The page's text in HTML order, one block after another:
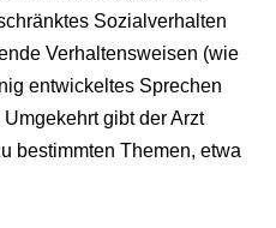
Sozialverhalten
Verhaltensweisen (wie
entwickeltes Sprechen
gibt der Arzt
bestimmten Themen, etwa